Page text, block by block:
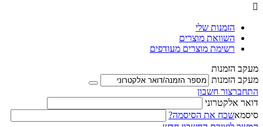

הזמנות שלי
השוואת מוצרים
רשימת מוצרים מעודפים
מעקב הזמנות
מעקב הזמנות
התחברצור חשבון
דואר אלקטרוני
סיסמאשכח את הסיסמה?